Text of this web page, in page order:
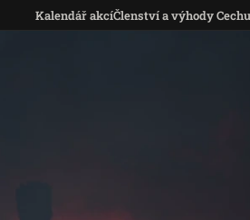
Kalendář akcíČlenství a výhody Cechu